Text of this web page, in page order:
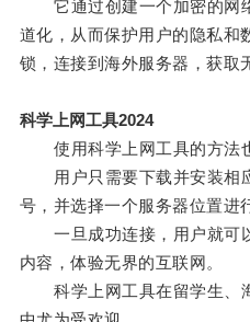
它通过创建一个加密的网
道化，从而保护用户的隐私和
锁，连接到海外服务器，获取
科学上网工具2024
使用科学上网工具的方法也
用户只需要下载并安装相
号，并选择一个服务器位置进
一旦成功连接，用户就可
内容，体验无界的互联网。
科学上网工具在留学生、